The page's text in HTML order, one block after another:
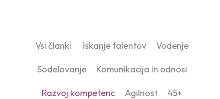
Vsi članki Iskanje talentov Vodenje
Sodelovanje Komunikacija in odnosi
Razvoj kompetenc Agilnost 45+